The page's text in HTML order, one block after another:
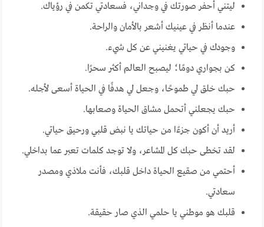
ليتني أحفر صورتك في وجداني، فسعادتي تكمن في رؤياك.
عندما أنظر في عينيك أشعر بالأمان والراحة.
وجودك في حياتي يغنيني عن كل شيء.
كن بجواري دومًا؛ ليصبح العالم أكثر سحرًا.
حبك خلق لي طموحًا، وجعل لي هدفًا في الحياة أسعى لأجله.
حبك يجعلني أتحمل مشاق الحياة وصعابها.
أريد أن أكون جزءًا من حياتك يا نبض قلبي ورحيق حياتي.
لقد تخطى حبك كل المشاعر، ولا توجد كلمات تعبر عما بداخلي.
أحتمي من صقيع الحياة داخل قلبك، فأنت ملاذي ومصدر
سعادتي.
قلبك هو موطني يا حلمي الذي صار حقيقة.